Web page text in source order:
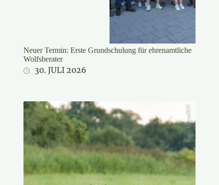
Neuer Termin: Erste Grundschulung für ehrenamtliche
Wolfsberater
30. JULI 2026
KauerMross/DJV